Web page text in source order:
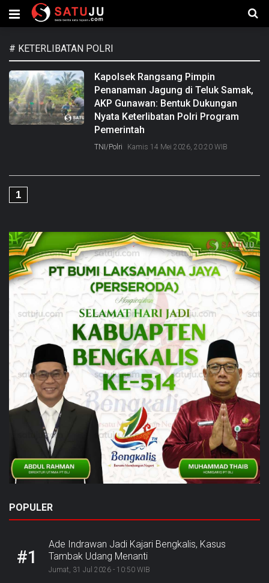
# KETERLIBATAN POLRI
Kapolsek Rangsang Pimpin
Penanaman Jagung di Teluk Samak,
AKP Gunawan: Bentuk Dukungan
Nyata Keterlibatan Polri Program
Pemerintah
TNI/Polri Kamis 14 Mei 2026, 20:20 WIB
1
POPULER
#1
Ade Indrawan Jadi Kajari Bengkalis, Kasus
Tambak Udang Menanti
Jumat, 31 Jul 2026 - 10:50 WIB